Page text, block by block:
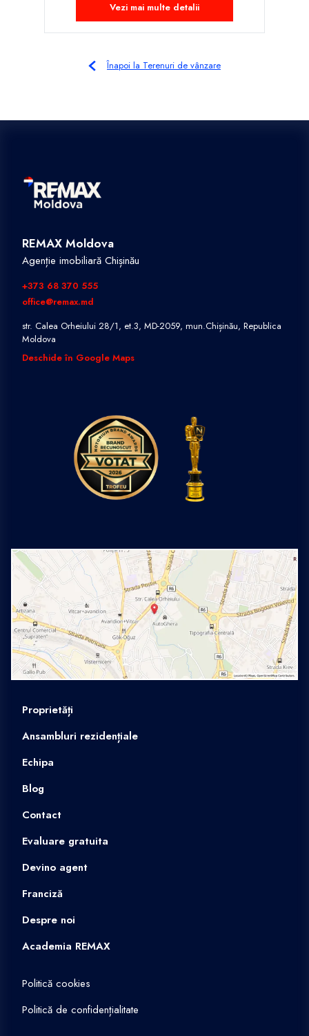
Vezi mai multe detalii
Înapoi la Terenuri de vânzare
REMAX Moldova
Agenție imobiliară Chișinău
+373 68 370 555
office@remax.md
str. Calea Orheiului 28/1, et.3, MD-2059, mun.Chișinău, Republica
Moldova
Deschide în Google Maps
Proprietăți
Ansambluri rezidențiale
Echipa
Blog
Contact
Evaluare gratuita
Devino agent
Franciză
Despre noi
Academia REMAX
Politică cookies
Politică de confidențialitate